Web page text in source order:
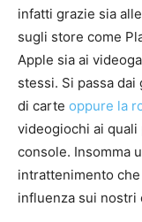
infatti grazie sia
sugli store come
Apple sia ai
stessi. Si passa
di carte oppure la
videogiochi ai quali
console. Insomma
intrattenimento
influenza sui nostri